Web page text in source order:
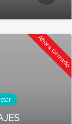
Ahora cerrado